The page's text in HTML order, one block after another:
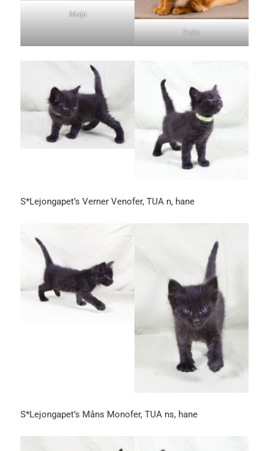
Maja
Pelle
S*Lejongapet’s Verner Venofer, TUA n, hane
S*Lejongapet’s Måns Monofer, TUA ns, hane